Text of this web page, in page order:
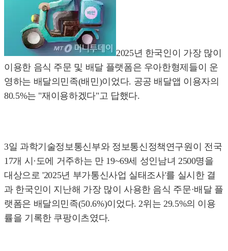
2025년 한국인이 가장 많이
이용한 음식 주문 및 배달 플랫폼은 우아한형제들이 운
영하는 배달의민족(배민)이었다. 공공 배달앱 이용자의
80.5%는 "재이용하겠다"고 답했다.
3일 과학기술정보통신부와 정보통신정책연구원이 전국
17개 시·도에 거주하는 만 19~69세 성인남녀 2500명을
대상으로 '2025년 부가통신사업 실태조사'를 실시한 결
과 한국인이 지난해 가장 많이 사용한 음식 주문·배달 플
랫폼은 배달의민족(50.6%)이었다. 2위는 29.5%의 이용
률을 기록한 쿠팡이츠였다.